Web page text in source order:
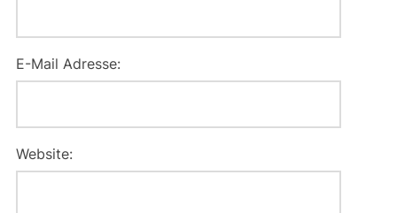
E-Mail Adresse:
Website: